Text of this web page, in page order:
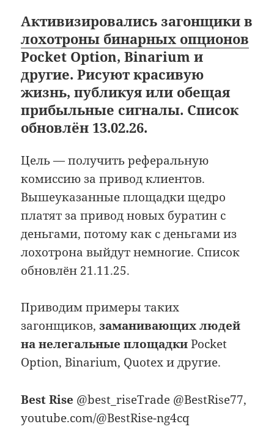
Активизировались загонщики в
лохотроны бинарных опционов
Pocket Option, Binarium и
другие. Рисуют красивую
жизнь, публикуя или обещая
прибыльные сигналы. Список
обновлён 13.02.26.
Цель — получить реферальную
комиссию за привод клиентов.
Вышеуказанные площадки щедро
платят за привод новых буратин с
деньгами, потому как с деньгами из
лохотрона выйдут немногие. Список
обновлён 21.11.25.
Приводим примеры таких
загонщиков,заманивающих людей
на нелегальные площадкиPocket
Option, Binarium, Quotex и другие.
Best Rise @best_riseTrade @BestRise77,
youtube.com/@BestRise-ng4cq